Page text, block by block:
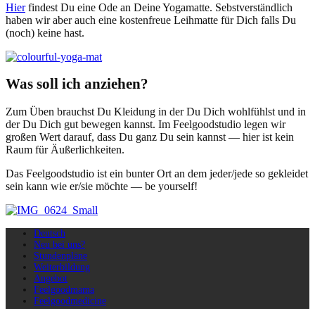
Hierfind­est Du eine Ode an Deine Yoga­mat­te. Seb­stver­ständlich
haben wir aber auch eine kosten­freue Leih­mat­te für Dich falls Du
(noch) keine hast.
Was soll ich anziehen?
Zum Üben brauchst Du Klei­dung in der Du Dich wohlfühlst und in
der Du Dich gut bewe­gen kannst. Im Feel­go­od­stu­dio leg­en wir
großen Wert darauf, dass Du ganz Du sein kannst — hier ist kein
Raum für Äußerlichkeiten.
Das Feel­go­od­stu­dio ist ein bunter Ort an dem jeder/jede so gek­lei­det
sein kann wie er/sie möchte — be yourself!
Deutsch
Neu bei uns?
Stundenpläne
Weiterbildung
Angebot
Feelgoodmama
Feelgoodmedicine